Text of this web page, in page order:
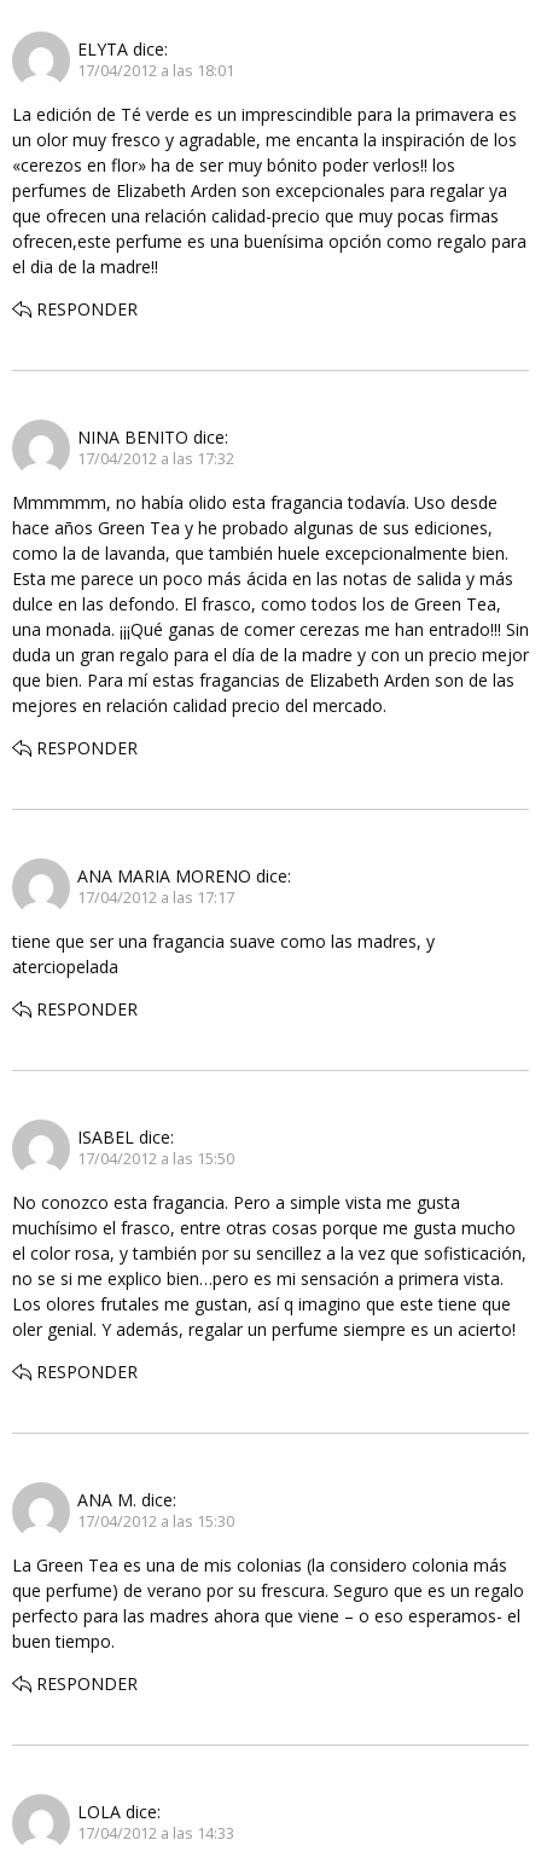
ELYTA dice:
17/04/2012 a las 18:01
La edición de Té verde es un imprescindible para la primavera es
un olor muy fresco y agradable, me encanta la inspiración de los
«cerezos en flor» ha de ser muy bónito poder verlos!! los
perfumes de Elizabeth Arden son excepcionales para regalar ya
que ofrecen una relación calidad-precio que muy pocas firmas
ofrecen,este perfume es una buenísima opción como regalo para
el dia de la madre!!
RESPONDER
NINA BENITO dice:
17/04/2012 a las 17:32
Mmmmmm, no había olido esta fragancia todavía. Uso desde
hace años Green Tea y he probado algunas de sus ediciones,
como la de lavanda, que también huele excepcionalmente bien.
Esta me parece un poco más ácida en las notas de salida y más
dulce en las defondo. El frasco, como todos los de Green Tea,
una monada. ¡¡¡Qué ganas de comer cerezas me han entrado!!! Sin
duda un gran regalo para el día de la madre y con un precio mejor
que bien. Para mí estas fragancias de Elizabeth Arden son de las
mejores en relación calidad precio del mercado.
RESPONDER
ANA MARIA MORENO dice:
17/04/2012 a las 17:17
tiene que ser una fragancia suave como las madres, y
aterciopelada
RESPONDER
ISABEL dice:
17/04/2012 a las 15:50
No conozco esta fragancia. Pero a simple vista me gusta
muchísimo el frasco, entre otras cosas porque me gusta mucho
el color rosa, y también por su sencillez a la vez que sofisticación,
no se si me explico bien…pero es mi sensación a primera vista.
Los olores frutales me gustan, así q imagino que este tiene que
oler genial. Y además, regalar un perfume siempre es un acierto!
RESPONDER
ANA M. dice:
17/04/2012 a las 15:30
La Green Tea es una de mis colonias (la considero colonia más
que perfume) de verano por su frescura. Seguro que es un regalo
perfecto para las madres ahora que viene – o eso esperamos- el
buen tiempo.
RESPONDER
LOLA dice:
17/04/2012 a las 14:33